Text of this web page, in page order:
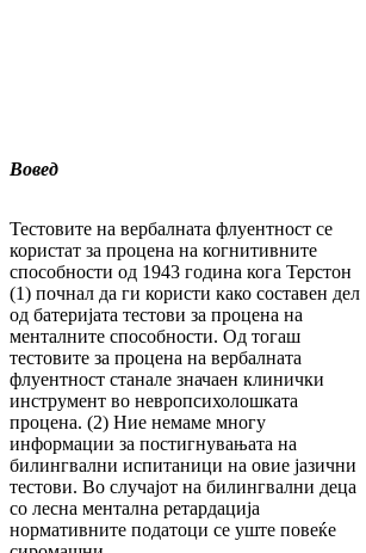
Вовед
Тестовите на вербалната флуентност се
користат за процена на когнитивните
способности од 1943 година кога Терстон
(1) почнал да ги користи како составен дел
од батеријата тестови за процена на
менталните способности. Од тогаш
тестовите за процена на вербалната
флуентност станале значаен клинички
инструмент во невропсихолошката
процена. (2) Ние немаме многу
информации за постигнувањата на
билингвални испитаници на овие јазични
тестови. Во случајот на билингвални деца
со лесна ментална ретардација
нормативните податоци се уште повеќе